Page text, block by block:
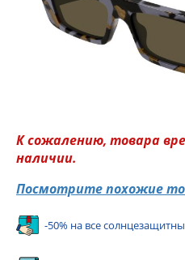
К сожалению, товара
наличии.
Посмотрите похожие
-50% на все